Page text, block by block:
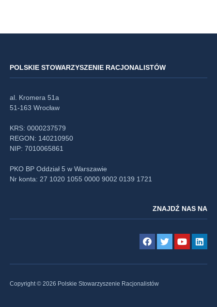
POLSKIE STOWARZYSZENIE RACJONALISTÓW
al. Kromera 51a
51-163 Wrocław
KRS: 0000237579
REGON: 140210950
NIP: 7010065861
PKO BP Oddział 5 w Warszawie
Nr konta: 27 1020 1055 0000 9002 0139 1721
ZNAJDŹ NAS NA
Copyright © 2026 Polskie Stowarzyszenie Racjonalistów